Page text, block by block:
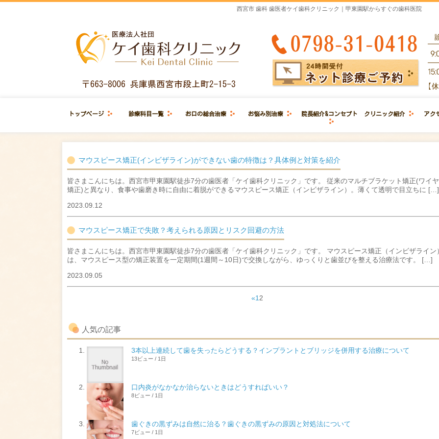
西宮市 歯科 歯医者ケイ歯科クリニック｜甲東園駅からすぐの歯科医院
トップページ 診療科目一覧 お口の総合治療 お悩み別治療 院長紹介&コンセプト クリニック紹介 アク
マウスピース矯正(インビザライン)ができない歯の特徴は？具体例と対策を紹介
皆さまこんにちは。西宮市甲東園駅徒歩7分の歯医者「ケイ歯科クリニック」です。 従来のマルチブラケット矯正(ワイ
矯正)と異なり、食事や歯磨き時に自由に着脱ができるマウスピース矯正（インビザライン）。薄くて透明で目立ちに […]
2023.09.12
マウスピース矯正で失敗？考えられる原因とリスク回避の方法
皆さまこんにちは。西宮市甲東園駅徒歩7分の歯医者「ケイ歯科クリニック」です。 マウスピース矯正（インビザライン
は、マウスピース型の矯正装置を一定期間(1週間～10日)で交換しながら、ゆっくりと歯並びを整える治療法です。 […]
2023.09.05
«1 2
人気の記事
3本以上連続して歯を失ったらどうする？インプラントとブリッジを併用する治療について
13ビュー / 1日
口内炎がなかなか治らないときはどうすればいい？
8ビュー / 1日
歯ぐきの黒ずみは自然に治る？歯ぐきの黒ずみの原因と対処法について
7ビュー / 1日